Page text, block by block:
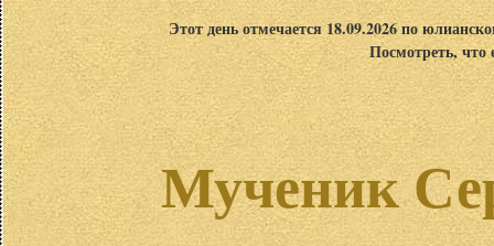
Этот день отмечается 18.09.2026 по
Посмотреть,
Мученик